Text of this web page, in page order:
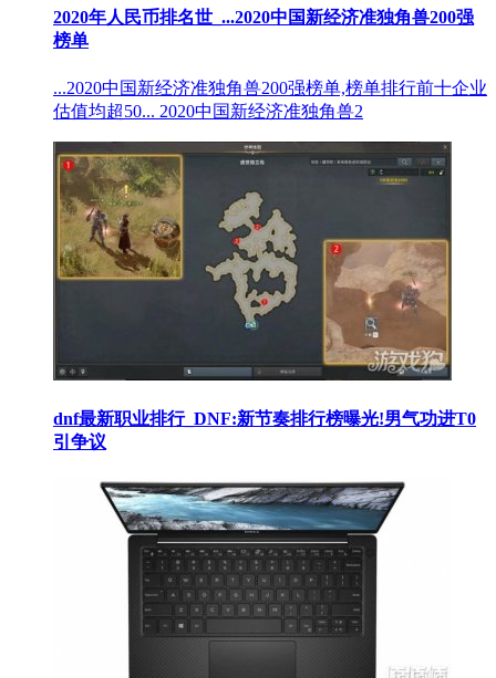
2020年人民币排名世_...2020中国新经济准独角兽200强
榜单
...2020中国新经济准独角兽200强榜单,榜单排行前十企业
估值均超50... 2020中国新经济准独角兽2
dnf最新职业排行_DNF:新节奏排行榜曝光!男气功进T0
引争议